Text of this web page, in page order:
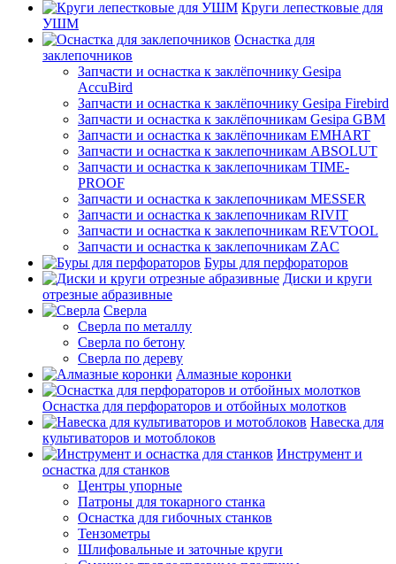
Круги лепестковые для
УШМ
Оснастка для
заклепочников
Запчасти и оснастка к заклёпочнику Gesipa
AccuBird
Запчасти и оснастка к заклёпочнику Gesipa Firebird
Запчасти и оснастка к заклёпочникам Gesipa GBM
Запчасти и оснастка к заклёпочникам EMHART
Запчасти и оснастка к заклепочникам ABSOLUT
Запчасти и оснастка к заклепочникам TIME-
PROOF
Запчасти и оснастка к заклепочникам MESSER
Запчасти и оснастка к заклепочникам RIVIT
Запчасти и оснастка к заклепочникам REVTOOL
Запчасти и оснастка к заклепочникам ZAC
Буры для перфораторов
Диски и круги
отрезные абразивные
Сверла
Сверла по металлу
Сверла по бетону
Сверла по дереву
Алмазные коронки
Оснастка для перфораторов и отбойных молотков
Навеска для
культиваторов и мотоблоков
Инструмент и
оснастка для станков
Центры упорные
Патроны для токарного станка
Оснастка для гибочных станков
Тензометры
Шлифовальные и заточные круги